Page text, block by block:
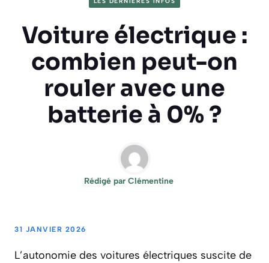
Voiture électrique :
combien peut-on
rouler avec une
batterie à 0% ?
Rédigé par Clémentine
31 JANVIER 2026
L’autonomie des voitures électriques suscite de